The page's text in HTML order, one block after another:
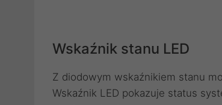
Wskaźnik stanu LED
Z diodowym wskaźnikiem stanu
Wskaźnik LED pokazuje status